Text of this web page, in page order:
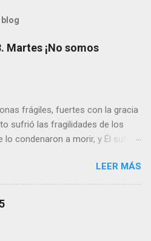
blog
Martes ¡No somos
frágiles, fuertes con la gracia
sufrió las fragilidades de los
lo condenaron a morir, y Él sufrió
Que, si seguimos sus
superhombres, podemos
con la fuerza y la luz
pendiente de nosotros. Amar es
LEER MÁS